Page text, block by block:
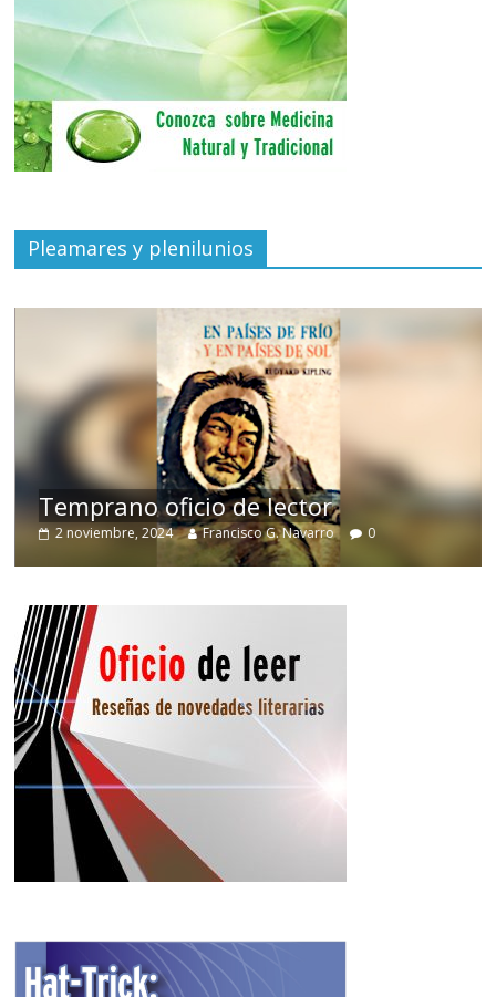
Pleamares y plenilunios
Temprano oficio de lector
2 noviembre, 2024 Francisco G. Navarro 0